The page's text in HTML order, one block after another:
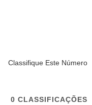
Classifique Este Número
0 CLASSIFICAÇÕES